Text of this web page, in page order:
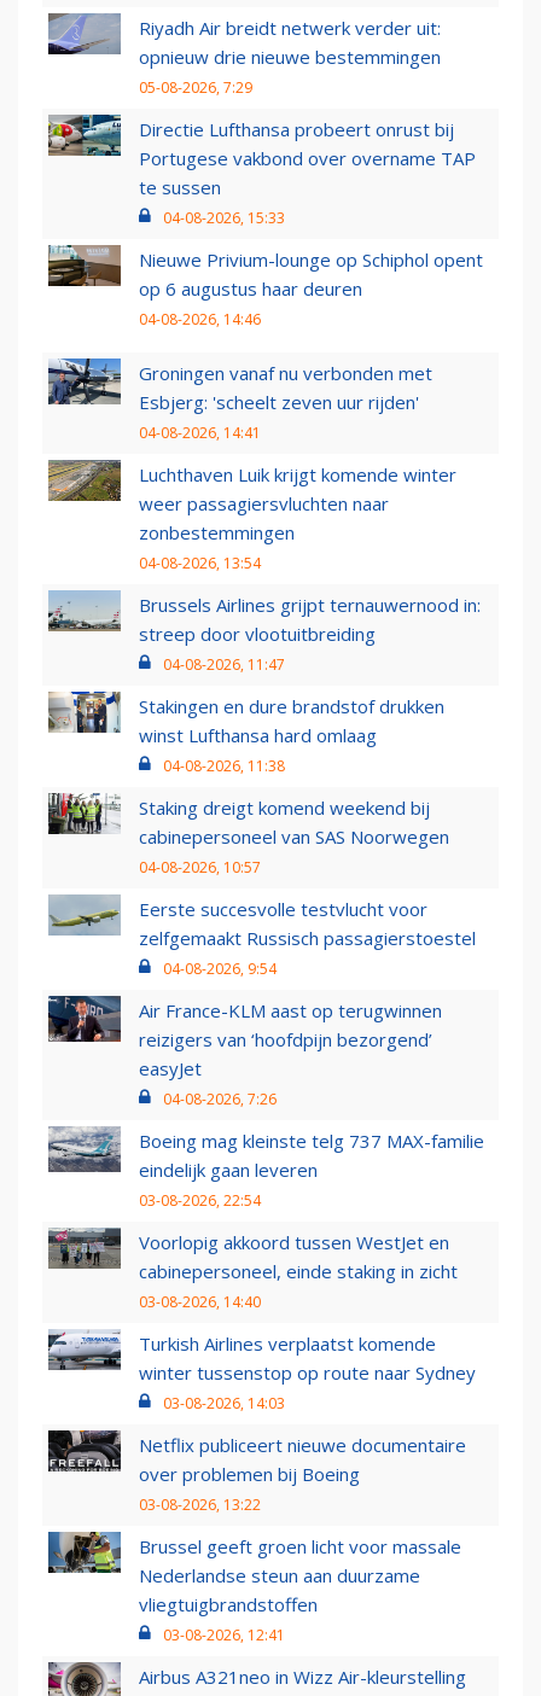
Riyadh Air breidt netwerk verder uit:
opnieuw drie nieuwe bestemmingen
05-08-2026, 7:29
Directie Lufthansa probeert onrust bij
Portugese vakbond over overname TAP
te sussen
04-08-2026, 15:33
Nieuwe Privium-lounge op Schiphol opent
op 6 augustus haar deuren
04-08-2026, 14:46
Groningen vanaf nu verbonden met
Esbjerg: 'scheelt zeven uur rijden'
04-08-2026, 14:41
Luchthaven Luik krijgt komende winter
weer passagiersvluchten naar
zonbestemmingen
04-08-2026, 13:54
Brussels Airlines grijpt ternauwernood in:
streep door vlootuitbreiding
04-08-2026, 11:47
Stakingen en dure brandstof drukken
winst Lufthansa hard omlaag
04-08-2026, 11:38
Staking dreigt komend weekend bij
cabinepersoneel van SAS Noorwegen
04-08-2026, 10:57
Eerste succesvolle testvlucht voor
zelfgemaakt Russisch passagierstoestel
04-08-2026, 9:54
Air France-KLM aast op terugwinnen
reizigers van ‘hoofdpijn bezorgend’
easyJet
04-08-2026, 7:26
Boeing mag kleinste telg 737 MAX-familie
eindelijk gaan leveren
03-08-2026, 22:54
Voorlopig akkoord tussen WestJet en
cabinepersoneel, einde staking in zicht
03-08-2026, 14:40
Turkish Airlines verplaatst komende
winter tussenstop op route naar Sydney
03-08-2026, 14:03
Netflix publiceert nieuwe documentaire
over problemen bij Boeing
03-08-2026, 13:22
Brussel geeft groen licht voor massale
Nederlandse steun aan duurzame
vliegtuigbrandstoffen
03-08-2026, 12:41
Airbus A321neo in Wizz Air-kleurstelling